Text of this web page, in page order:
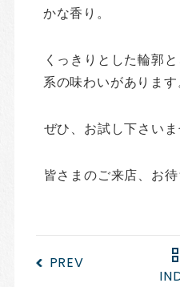
かな香り。
くっきりとした輪郭
系の味わいがあります
ぜひ、お試し下さいま
皆さまのご来店、お
PREV